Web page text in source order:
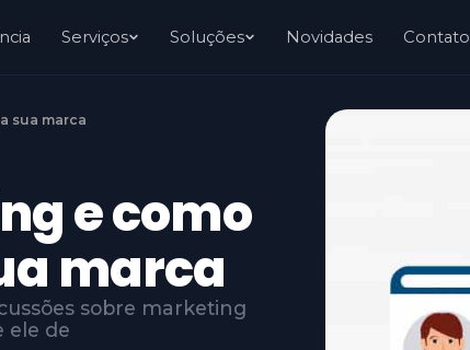
Serviços Soluções Novidades Contato
sua marca
e como
marca
sobre marketing
ele de